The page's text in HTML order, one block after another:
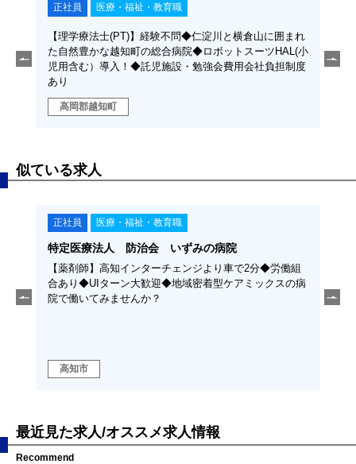
社負
正社員 医療・福祉・教育職
【理学療法士(PT)】経験不問◆仁淀川と横倉山に囲まれ
た自然豊かな越知町の総合病院◆ロボットスーツHAL(小
児用含む）導入！◆託児施設・勉強会費用会社負担制度
あり
高岡郡越知町
た自
児用
似ている求人
え
正社員 医療・福祉・教育職
特定医療法人 防治会 いずみの病院
【薬剤師】高知インターチェンジより車で2分◆労働組
合あり◆UIターン大歓迎◆地域密着型ケアミックスの病
院で働いてみませんか？
高知市
いて
最近見た求人/オススメ求人情報
Recommend